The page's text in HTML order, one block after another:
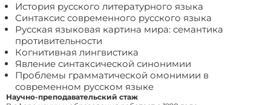
История русского литературного языка
Синтаксис современного русского языка
Русская языковая картина мира: семантика
противительности
Когнитивная лингвистика
Явление синтаксической синонимии
Проблемы грамматической омонимии в
современном русском языке
Научно-преподавательский стаж